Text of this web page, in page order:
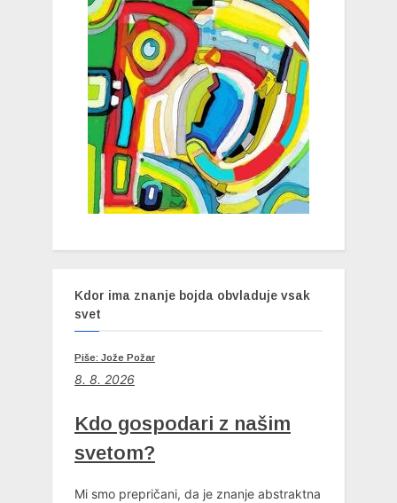
s
t
:
Kdor ima znanje bojda obvladuje vsak
svet
Piše: Jože Požar
8. 8. 2026
Kdo gospodari z našim
svetom?
Mi smo prepričani, da je znanje abstraktna